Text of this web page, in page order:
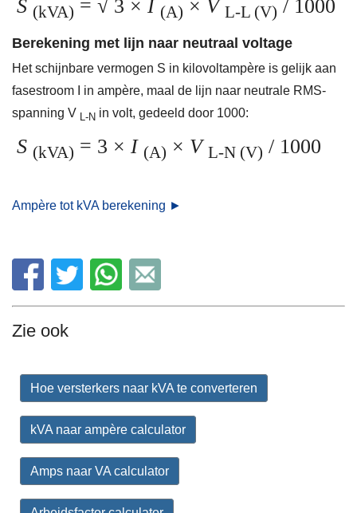
S (kVA) = √ 3 × I (A) × VL-L (V) / 1000
Berekening met lijn naar neutraal voltage
Het schijnbare vermogen S in kilovoltampère is gelijk aan
fasestroom I in ampère, maal de lijn naar neutrale RMS-
spanning V L-N in volt, gedeeld door 1000:
S (kVA) = 3 × I (A) × VL-N (V) / 1000
Ampère tot kVA berekening ►
Zie ook
Hoe versterkers naar kVA te converteren
kVA naar ampère calculator
Amps naar VA calculator